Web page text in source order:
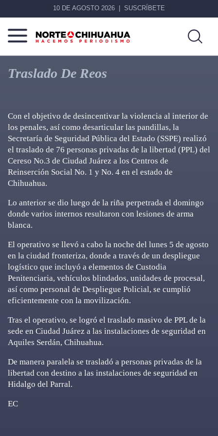
10 DE AGOSTO 2026 SUSCRÍBETE
Norte
De
Chihuahua
Más
que
noticias,
Traslado De Reos
Con el objetivo de desincentivar la violencia al interior de
los penales, así como desarticular las pandillas, la
Secretaría de Seguridad Pública del Estado (SSPE) realizó
el traslado de 76 personas privadas de la libertad (PPL) del
Cereso No.3 de Ciudad Juárez a los Centros de
Reinserción Social No. 1 y No. 4 en el estado de
Chihuahua.
Lo anterior se dio luego de la riña perpetrada el domingo
donde varios internos resultaron con lesiones de arma
blanca.
El operativo se llevó a cabo la noche del lunes 5 de agosto
en la ciudad fronteriza, donde a través de un despliegue
logístico que incluyó a elementos de Custodia
Penitenciaria, vehículos blindados, unidades de procesal,
así como personal de Despliegue Policial, se cumplió
eficientemente con la movilización.
Tras el operativo, se logró el traslado masivo de PPL de la
sede en Ciudad Juárez a las instalaciones de seguridad en
Aquiles Serdán, Chihuahua.
De manera paralela se trasladó a personas privadas de la
libertad con destino a las instalaciones de seguridad en
Hidalgo del Parral.
EC